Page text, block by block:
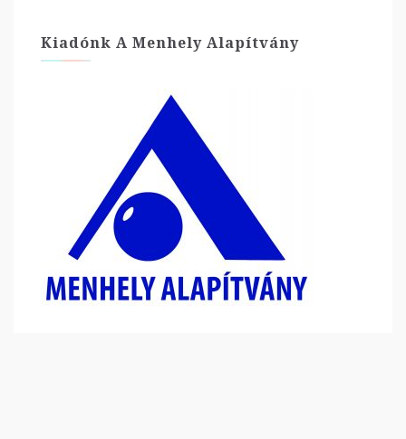
Kiadónk A Menhely Alapítvány